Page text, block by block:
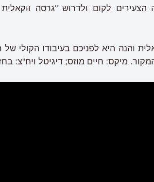
לקום ולדרוש "גרסה ווקאלית
והנה היא לפניכם בעיבודו הקולי
מיקס: חיים מוזס; דיגיטל ויח"צ: